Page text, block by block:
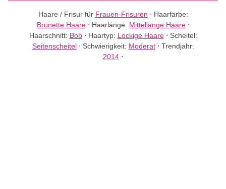
Haare / Frisur für Frauen-Frisuren ⋅ Haarfarbe:
Brünette Haare⋅ Haarlänge: Mittellange Haare⋅
Haarschnitt: Bob⋅ Haartyp: Lockige Haare⋅ Scheitel:
Seitenscheitel⋅ Schwierigkeit: Moderat⋅ Trendjahr:
2014 ⋅